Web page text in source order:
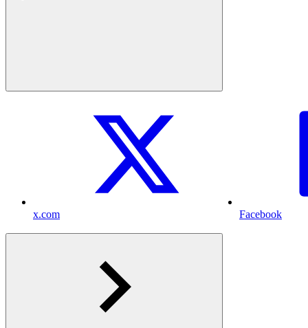
x.com Facebook